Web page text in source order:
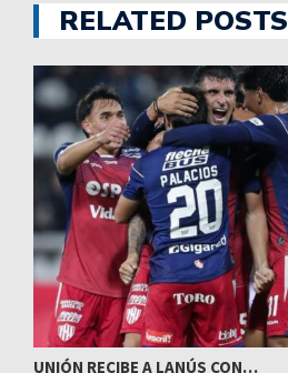
RELATED POSTS
UNIÓN RECIBE A LANÚS CON…